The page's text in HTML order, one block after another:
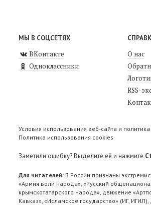
МЫ В СОЦСЕТЯХ
ВКонтакте
Одноклассники
О нас
RSS-
Условия использования веб-сайта и
Политика использования cookies
Заметили ошибку? Выделите её и нажмите
Для читателей: В России признаны
«Армия воли народа», «Русский
крымскотатарского народа», движение
Кавказ», «Исламское государство» (ИГ,